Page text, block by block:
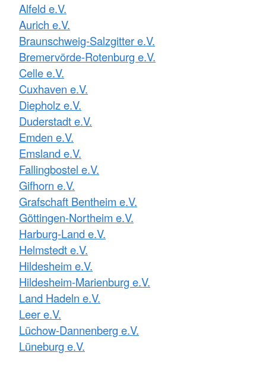
Alfeld e.V.
Aurich e.V.
Braunschweig-Salzgitter e.V.
Bremervörde-Rotenburg e.V.
Celle e.V.
Cuxhaven e.V.
Diepholz e.V.
Duderstadt e.V.
Emden e.V.
Emsland e.V.
Fallingbostel e.V.
Gifhorn e.V.
Grafschaft Bentheim e.V.
Göttingen-Northeim e.V.
Harburg-Land e.V.
Helmstedt e.V.
Hildesheim e.V.
Hildesheim-Marienburg e.V.
Land Hadeln e.V.
Leer e.V.
Lüchow-Dannenberg e.V.
Lüneburg e.V.